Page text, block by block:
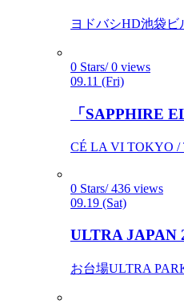
ヨドバシHD池袋ビ
0 Stars/ 0 views
09.11 (Fri)
「SAPPHIRE
CÉ LA VI TOKYO /
0 Stars/ 436 views
09.19 (Sat)
ULTRA JAPAN
お台場ULTRA